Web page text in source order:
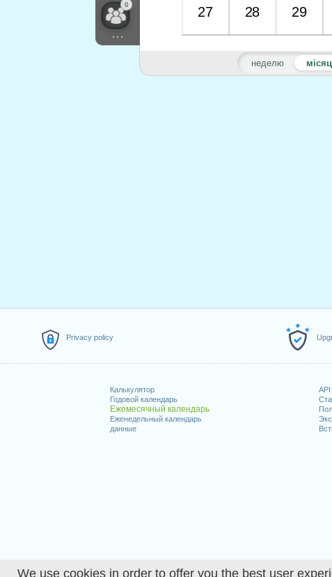
We use cookies in order to offer you the best user
Privacy policy
Калькулятор
Годовой календарь
Ежемесячный календарь
Еженедельный календарь
данные
0
...
неделю
27 28 29